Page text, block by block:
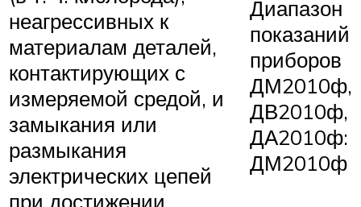
неагрессивных к
материалам деталей,
контактирующих с
измеряемой средой, и
замыкания или
размыкания
электрических цепей
при достижении
Диапазон
показаний
приборов
ДМ2010ф,
ДВ2010ф,
ДА2010ф:
ДМ2010ф